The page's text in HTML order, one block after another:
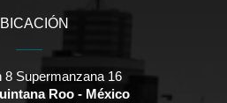
8 Supermanzana 16
Roo - México